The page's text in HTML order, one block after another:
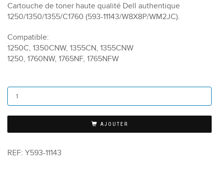
Cartouche de toner haute qualité Dell authentique
1250/1350/1355/C1760 (593-11143/W8X8P/WM2JC).
Compatible:
1250C, 1350CNW, 1355CN, 1355CNW
1250, 1760NW, 1765NF, 1765NFW
AJOUTER
REF: Y593-11143